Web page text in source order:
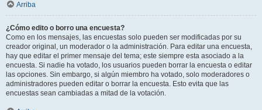
Arriba
¿Cómo edito o borro una encuesta?
Como en los mensajes, las encuestas solo pueden ser modificadas por su
creador original, un moderador o la administración. Para editar una encuesta,
hay que editar el primer mensaje del tema; este siempre esta asociado a la
encuesta. Si nadie ha votado, los usuarios pueden borrar la encuesta o editar
las opciones. Sin embargo, si algún miembro ha votado, solo moderadores o
administradores pueden editar o borrar la encuesta. Esto evita que las
encuestas sean cambiadas a mitad de la votación.